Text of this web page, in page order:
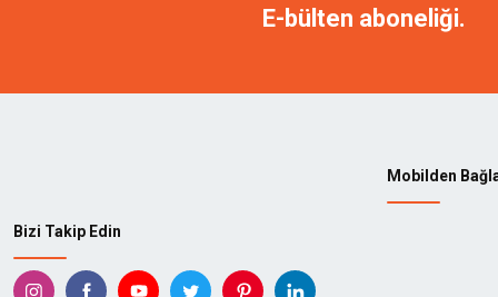
E-bülten aboneliği.
Bizi Takip Edin
Mobilden